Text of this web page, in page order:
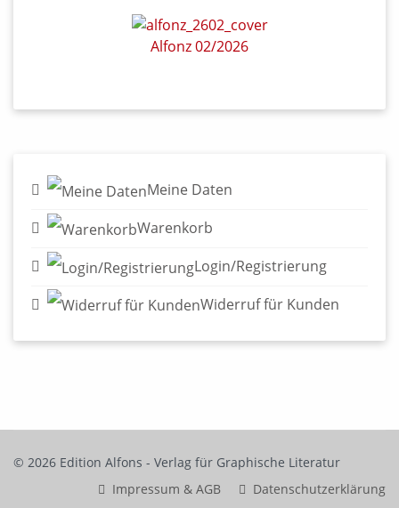
Alfonz 02/2026
Meine Daten
Warenkorb
Login/Registrierung
Widerruf für Kunden
© 2026 Edition Alfons - Verlag für Graphische Literatur
Impressum & AGB
Datenschutzerklärung